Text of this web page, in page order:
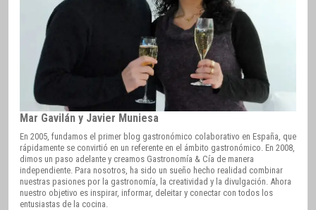
Mar Gavilán y Javier Muniesa
En 2005, fundamos el primer blog gastronómico colaborativo en España, que
rápidamente se convirtió en un referente en el ámbito gastronómico. En 2008,
dimos un paso adelante y creamos Gastronomía & Cía de manera
independiente. Para nosotros, ha sido un sueño hecho realidad combinar
nuestras pasiones por la gastronomía, la creatividad y la divulgación. Ahora
nuestro objetivo es inspirar, informar, deleitar y conectar con todos los
entusiastas de la cocina.